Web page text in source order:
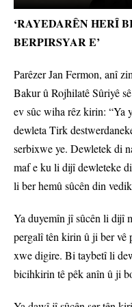
‘RAYEDARÊN HERÎ
BERPIRSYAR E’
Parêzer Jan Fermon, anî
Bakur û Rojhilatê Sûriyê
ev sûc wiha rêz kirin: “Ya
dewleta Tirk
serbixwe ye. Dewletek di
maf e ku li dijî dewleteke
li ber hemû sûcên din
Ya duyemîn jî sûcên li dijî
pergalî tên kirin û ji ber vê
xwe digire. Bi taybetî li
bicihkirin tê pêk anîn û ji